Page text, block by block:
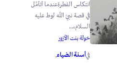
انتكاس الفطرةعندما أتأمَّل
في قصة نبيّ الله لوط عليه
السلام،...
خولة بنت الأزور
فيأسنة الضياء.